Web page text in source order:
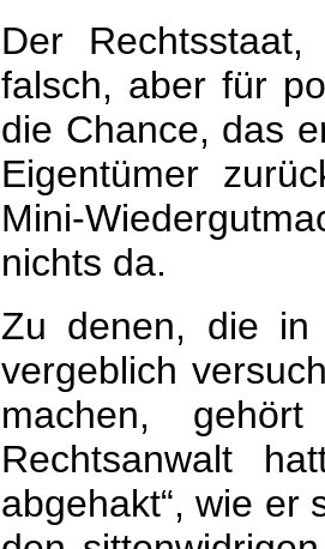
Der
falsch, aber für
die Chance, das
Eigentümer
Mini-
nichts da.
Zu denen, die in
vergeblich
machen,
Rechtsanwalt
abgehakt“, wie er